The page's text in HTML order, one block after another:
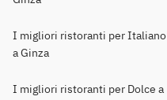
I migliori ristoranti per Italiano
a Ginza
I migliori ristoranti per Dolce a